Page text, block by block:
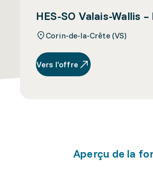
HES-SO Valais-Wallis
Corin-de-la-Crête (VS)
Vers l’offre
Aperçu de la